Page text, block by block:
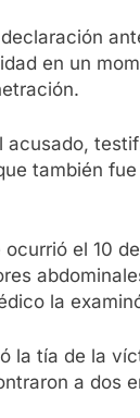
en un
acusado,
también
ocurrió el 10
la
la tía de la
a dos